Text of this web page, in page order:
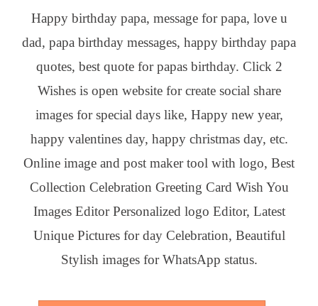
Happy birthday papa, message for papa, love u
dad, papa birthday messages, happy birthday papa
quotes, best quote for papas birthday. Click 2
Wishes is open website for create social share
images for special days like, Happy new year,
happy valentines day, happy christmas day, etc.
Online image and post maker tool with logo, Best
Collection Celebration Greeting Card Wish You
Images Editor Personalized logo Editor, Latest
Unique Pictures for day Celebration, Beautiful
Stylish images for WhatsApp status.